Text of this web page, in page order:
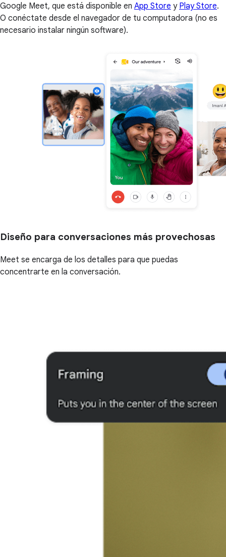
Google Meet, que está disponible en App Store y Play Store.
O conéctate desde el navegador de tu computadora (no es
necesario instalar ningún software).
Diseño para conversaciones más provechosas
Meet se encarga de los detalles para que puedas
concentrarte en la conversación.